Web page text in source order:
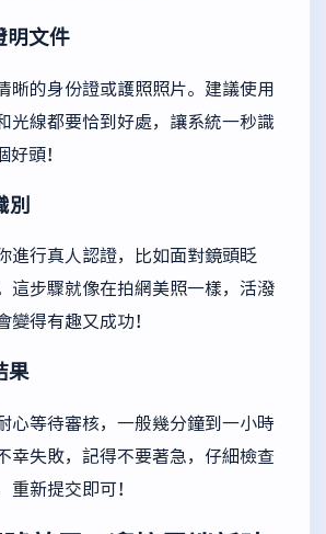
明文件
晰的身份證或護照照片。建議使用
光線都要恰到好處，讓系統一秒識
頭！
別
進行真人認證，比如面對鏡頭眨
這步驟就像在拍網美照一樣，活潑
變得有趣又成功！
果
心等待審核，一般幾分鐘到一小時
幸失敗，記得不要著急，仔細檢查
重新提交即可！